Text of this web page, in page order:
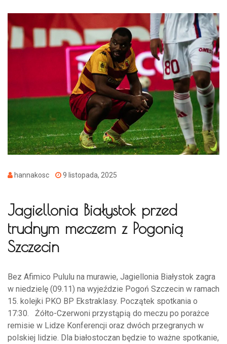
hannakosc 9 listopada, 2025
Jagiellonia Białystok przed
trudnym meczem z Pogonią
Szczecin
Bez Afimico Pululu na murawie, Jagiellonia Białystok zagra
w niedzielę (09.11) na wyjeździe Pogoń Szczecin w ramach
15. kolejki PKO BP Ekstraklasy. Początek spotkania o
17:30. Żółto-Czerwoni przystąpią do meczu po porażce
remisie w Lidze Konferencji oraz dwóch przegranych w
polskiej lidzie. Dla białostoczan będzie to ważne spotkanie,